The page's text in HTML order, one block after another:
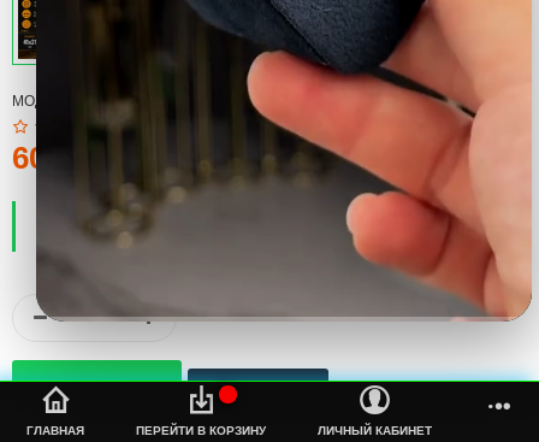
ГЛАВНАЯ
%s
ПЕРЕЙТИ В КОРЗИНУ ЛИЧНЫЙ КАБИНЕТ
МОДЕЛЬ: CUP
60тмт.
ПРОИЗВОДИТЕЛЬ:
НАЛИЧИЕ:
ЕСТЬ В НАЛИЧИИ